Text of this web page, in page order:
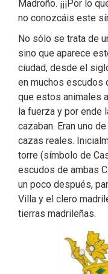
Madroño. ¡¡¡Por lo
no conozcáis este
No sólo se trata de
sino que aparece
ciudad, desde el
en muchos escudos
que estos animales
la fuerza y por ende
cazaban. Eran uno
cazas reales.
torre (símbolo de
escudos de ambas
un poco después,
Villa y el clero
tierras madrileñas.